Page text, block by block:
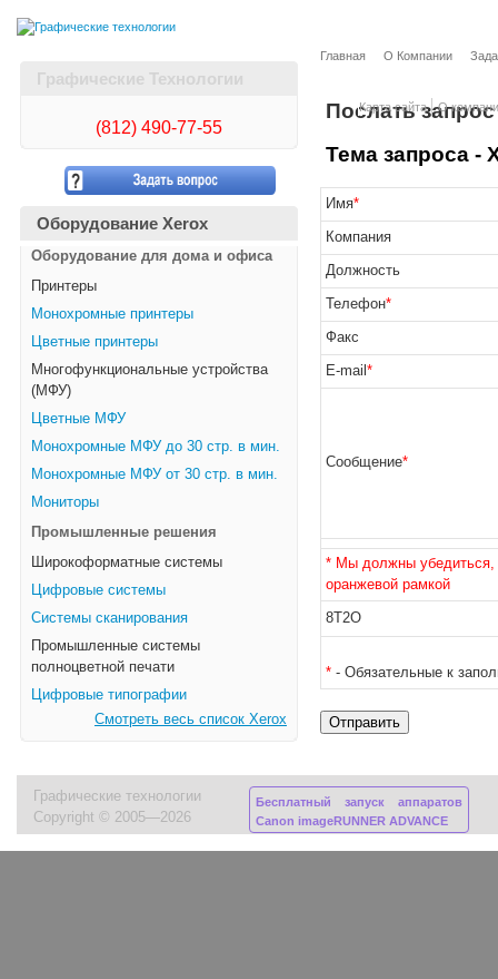
Карта сайта О
Графические Технологии
(812) 490-77-55
Оборудование Xerox
Оборудование для дома и офиса
Принтеры
Монохромные принтеры
Цветные принтеры
Многофункциональные устройства
(МФУ)
Цветные МФУ
Монохромные МФУ до 30 стр. в мин.
Монохромные МФУ от 30 стр. в мин.
Мониторы
Промышленные решения
Широкоформатные системы
Цифровые системы
Системы сканирования
Промышленные системы
полноцветной печати
Цифровые типографии
Смотреть весь список Xerox
Главная О Компании
Послать
Тема запроса -
Имя*
Компания
Должность
Телефон*
Факс
E-mail *
Сообщение*
* Мы должны убедиться,
оранжевой рамкой
8T2O
* - Обязательные к
Графические технологии
Copyright © 2005—2026
Бесплатный запуск аппаратов
Canon imageRUNNER ADVANCE